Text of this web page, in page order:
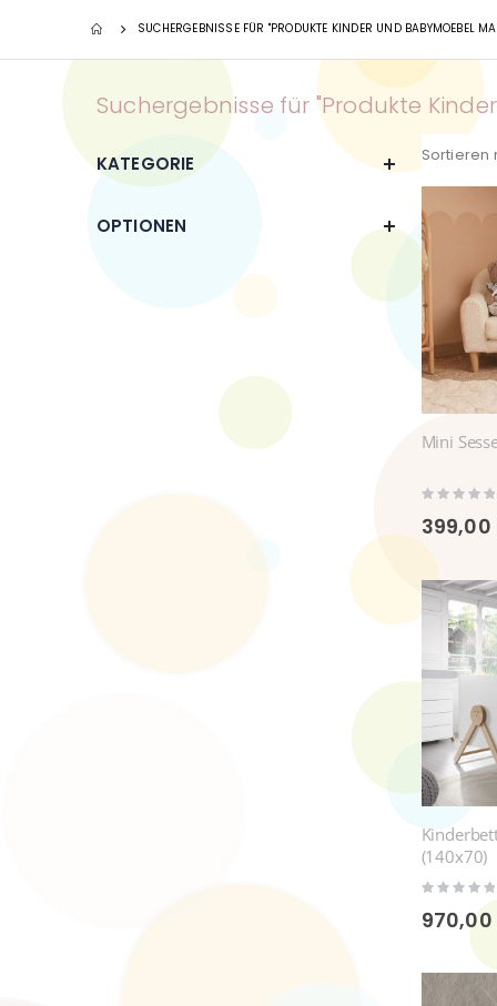
SUCHERGEBNISSE FÜR "PRODUKTE KINDER UND BABYMOEBEL
Suchergebnisse für "Produkte
Sortieren
Mini
Rating:
(140x70)
Rating:
KATEGORIE
OPTIONEN